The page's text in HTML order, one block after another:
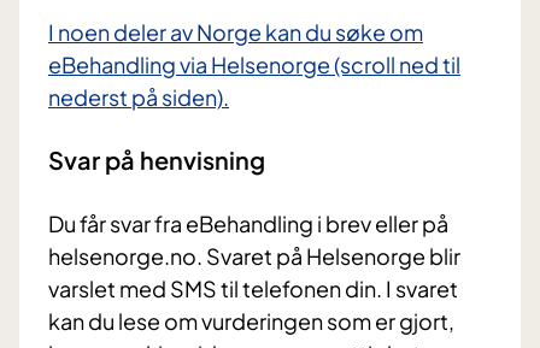
I noen deler av Norge kan du søke om
eBehandling via Helsenorge (scroll ned til
nederst på siden).
Svar på henvisning
Du får svar fra eBehandling i brev eller på
helsenorge.no. Svaret på Helsenorge blir
varslet med SMS til telefonen din. I svaret
kan du lese om vurderingen som er gjort,